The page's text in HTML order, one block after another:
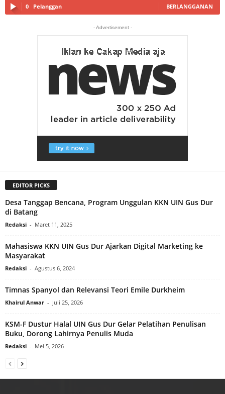
0 Pelanggan BERLANGGANAN
- Advertisement -
EDITOR PICKS
Desa Tanggap Bencana, Program Unggulan KKN UIN Gus Dur
di Batang
Redaksi - Maret 11, 2025
Mahasiswa KKN UIN Gus Dur Ajarkan Digital Marketing ke
Masyarakat
Redaksi - Agustus 6, 2024
Timnas Spanyol dan Relevansi Teori Emile Durkheim
Khairul Anwar - Juli 25, 2026
KSM-F Dustur Halal UIN Gus Dur Gelar Pelatihan Penulisan
Buku, Dorong Lahirnya Penulis Muda
Redaksi - Mei 5, 2026